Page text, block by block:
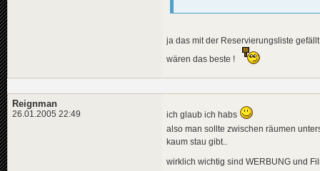
ja das mit der Reservierungsliste
wären das beste !
Reignman
26.01.2005 22:49
ich glaub ich habs
also man sollte zwischen räumen
kaum stau gibt..
wirklich wichtig sind WERBUNG und